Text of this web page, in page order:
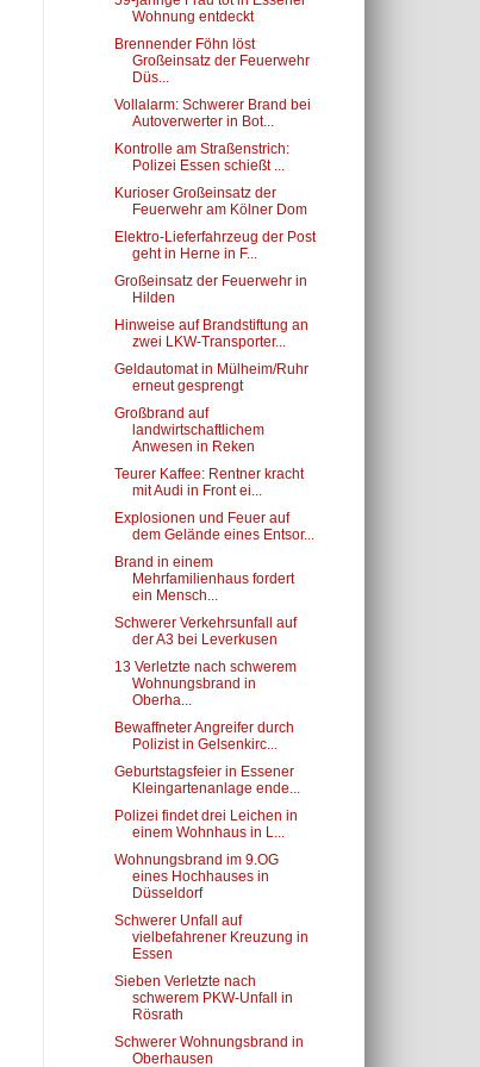
Wohnung entdeckt
Brennender Föhn löst
Großeinsatz der Feuerwehr
Düs...
Vollalarm: Schwerer Brand bei
Autoverwerter in Bot...
Kontrolle am Straßenstrich:
Polizei Essen schießt ...
Kurioser Großeinsatz der
Feuerwehr am Kölner Dom
Elektro-Lieferfahrzeug der Post
geht in Herne in F...
Großeinsatz der Feuerwehr in
Hilden
Hinweise auf Brandstiftung an
zwei LKW-Transporter...
Geldautomat in Mülheim/Ruhr
erneut gesprengt
Großbrand auf
landwirtschaftlichem
Anwesen in Reken
Teurer Kaffee: Rentner kracht
mit Audi in Front ei...
Explosionen und Feuer auf
dem Gelände eines Entsor...
Brand in einem
Mehrfamilienhaus fordert
ein Mensch...
Schwerer Verkehrsunfall auf
der A3 bei Leverkusen
13 Verletzte nach schwerem
Wohnungsbrand in
Oberha...
Bewaffneter Angreifer durch
Polizist in Gelsenkirc...
Geburtstagsfeier in Essener
Kleingartenanlage ende...
Polizei findet drei Leichen in
einem Wohnhaus in L...
Wohnungsbrand im 9.OG
eines Hochhauses in
Düsseldorf
Schwerer Unfall auf
vielbefahrener Kreuzung in
Essen
Sieben Verletzte nach
schwerem PKW-Unfall in
Rösrath
Schwerer Wohnungsbrand in
Oberhausen